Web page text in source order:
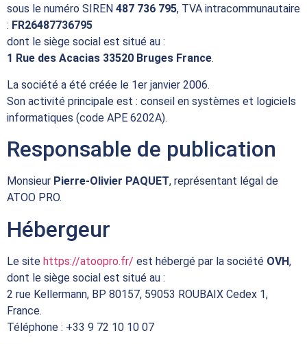
sous le numéro SIREN 487 736 795, TVA intracommunautaire
: FR26487736795
dont le siège social est situé au :
1 Rue des Acacias 33520 Bruges France.
La société a été créée le 1er janvier 2006.
Son activité principale est : conseil en systèmes et logiciels
informatiques (code APE 6202A).
Responsable de publication
Monsieur Pierre-Olivier PAQUET, représentant légal de
ATOO PRO.
Hébergeur
Le site https://atoopro.fr/ est hébergé par la société OVH,
dont le siège social est situé au :
2 rue Kellermann, BP 80157, 59053 ROUBAIX Cedex 1,
France.
Téléphone : +33 9 72 10 10 07